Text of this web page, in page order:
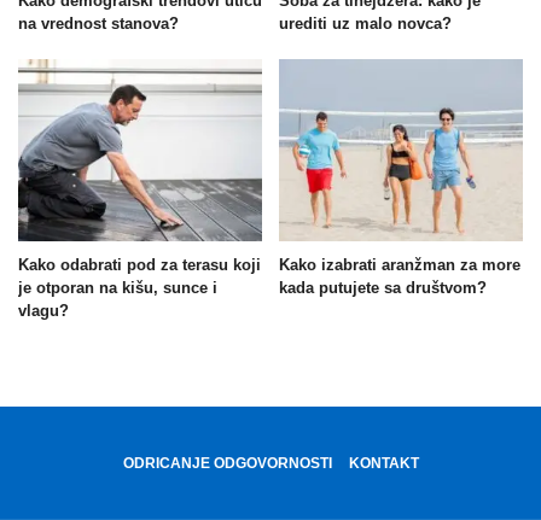
na vrednost stanova?
urediti uz malo novca?
Kako odabrati pod za terasu koji
je otporan na kišu, sunce i
vlagu?
Kako izabrati aranžman za more
kada putujete sa društvom?
ODRICANJE ODGOVORNOSTI KONTAKT